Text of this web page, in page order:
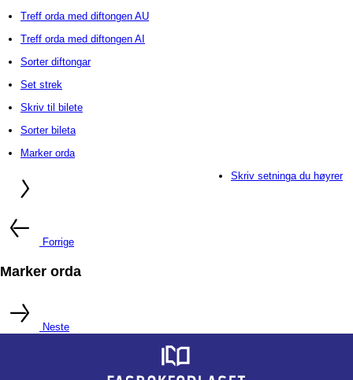
Treff orda med diftongen AU
Treff orda med diftongen AI
Sorter diftongar
Set strek
Skriv til bilete
Sorter bileta
Marker orda
Skriv setninga du høyrer
Forrige
Marker orda
Neste